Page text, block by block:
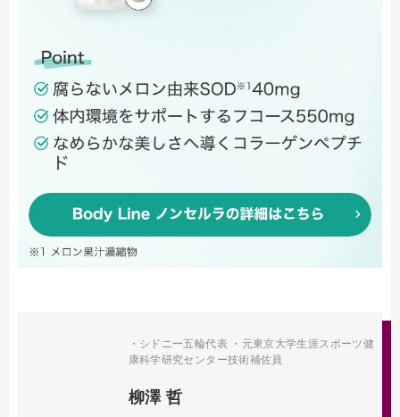
・シドニー五輪代表 ・元東京大学生涯スポーツ健
康科学研究センター技術補佐員
柳澤 哲